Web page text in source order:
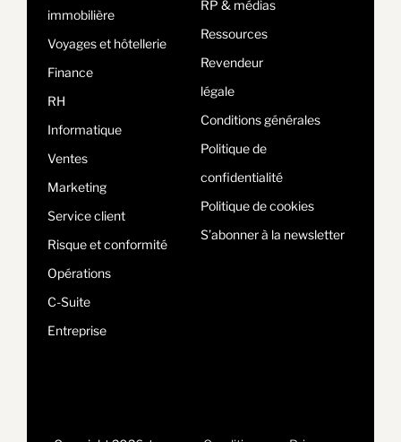
immobilière
Voyages et hôtellerie
Finance
RH
Informatique
Ventes
Marketing
Service client
Risque et conformité
Opérations
C-Suite
Entreprise
RP & médias
Ressources
Revendeur
légale
Conditions générales
Politique de
confidentialité
Politique de cookies
S’abonner à la newsletter